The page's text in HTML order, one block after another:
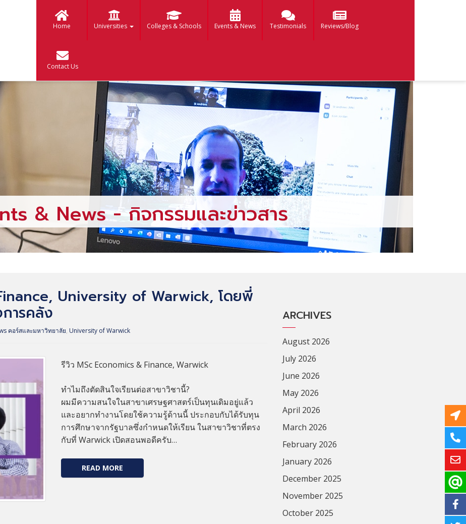
Home Universities Colleges & Schools Events & News Testimonials Reviews/Blog
Contact Us
& News - กิจกรรมและข่าวสาร
University of Warwick, โดยพี่
ารคลัง
คอร์สและมหาวิทยาลัย, University of Warwick
รีวิว MSc Economics & Finance, Warwick
ทำไมถึงตัดสินใจเรียนต่อสาขาวิชานี้?
ผมมีความสนใจในสาขาเศรษฐศาสตร์เป็นทุนเดิมอยู่แล้ว
และอยากทำงานโดยใช้ความรู้ด้านนี้ ประกอบกับได้รับทุน
การศึกษาจากรัฐบาลซึ่งกำหนดให้เรียน ในสาขาวิชาที่ตรง
กับที่ Warwick เปิดสอนพอดีครับ…
READ MORE
ARCHIVES
August 2026
July 2026
June 2026
May 2026
April 2026
March 2026
February 2026
January 2026
December 2025
November 2025
October 2025